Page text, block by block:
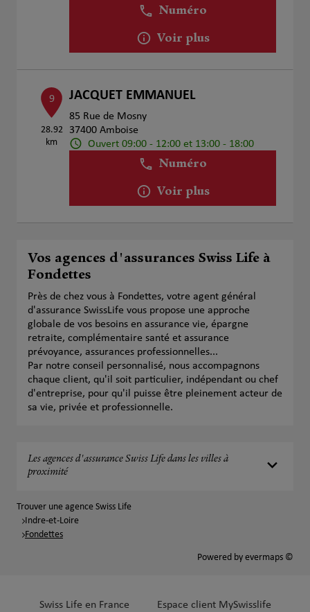
Numéro
Voir plus
9
28.92
km
JACQUET EMMANUEL
85 Rue de Mosny
37400 Amboise
Ouvert 09:00 - 12:00 et 13:00 - 18:00
Numéro
Voir plus
Vos agences d'assurances Swiss Life à
Fondettes
Près de chez vous à Fondettes, votre agent général
d'assurance SwissLife vous propose une approche
globale de vos besoins en assurance vie, épargne
retraite, complémentaire santé et assurance
prévoyance, assurances professionnelles...
Par notre conseil personnalisé, nous accompagnons
chaque client, qu'il soit particulier, indépendant ou chef
d'entreprise, pour qu'il puisse être pleinement acteur de
sa vie, privée et professionnelle.
Les agences d'assurance Swiss Life dans les villes à
proximité
Trouver une agence Swiss Life
Indre-et-Loire
Fondettes
Powered by evermaps ©
Swiss Life en France Espace client MySwisslife